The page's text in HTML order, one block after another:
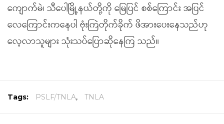
ကျောက်မဲ၊ သီပေါမြို့နယ်တို့ကို မြေပြင် စစ်ကြောင်း အပြင်
လေကြောင်းကနေပါ ဗုံးကြဲတိုက်ခိုက် ဖိအားပေးနေသည်ဟု
လေ့လာသူများ သုံးသပ်ပြောဆိုနေကြ သည်။
Tags: PSLF/TNLA, TNLA